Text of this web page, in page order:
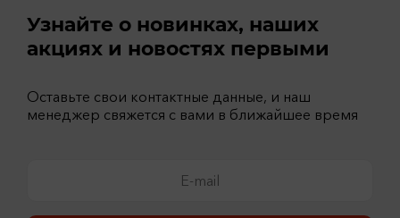
Узнайте о новинках, наших
акциях и новостях первыми
Оставьте свои контактные данные, и наш
менеджер свяжется с вами в ближайшее время